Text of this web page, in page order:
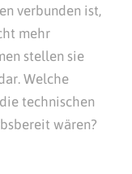
verbunden ist,
mehr
stellen sie
Welche
technischen
wären?